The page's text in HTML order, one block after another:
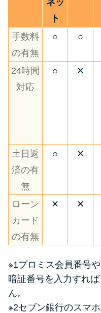
ト
手数料
の有無
○ ○
24時間
対応
○ ✕
土日返
済の有
無
○ ✕
ローン
カード
の有無
✕ ✕
※1プロミス会員番号
暗証番号を入力すれ
ん。
※2セブン銀行のスマ